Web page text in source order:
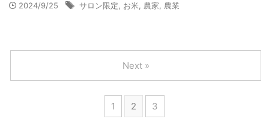
2024/9/25 サロン限定, お米, 農家, 農業
1 2 3
Next »